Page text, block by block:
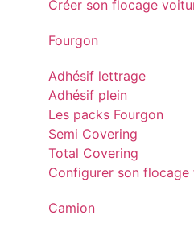
Créer son flocage
Fourgon
Adhésif lettrage
Adhésif plein
Les packs Fourgon
Semi Covering
Total Covering
Configurer son flocage
Camion